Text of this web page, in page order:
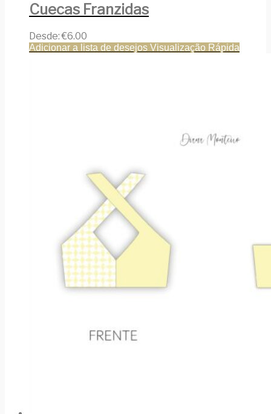
Cuecas Franzidas
Desde:€6.00
Adicionar a lista de desejos Visualização Rápida